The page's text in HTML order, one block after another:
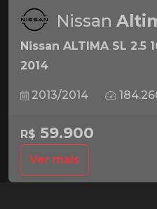
Nissan
Nissan ALTIMA SL 2.5
2014
2013/2014
R$ 59.900
Ver mais